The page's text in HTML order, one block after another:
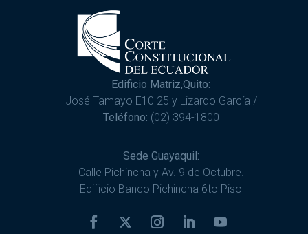
Edificio Matriz,Quito:
José Tamayo E10 25 y Lizardo García /
Teléfono: (02) 394-1800
Sede Guayaquil:
Calle Pichincha y Av. 9 de Octubre.
Edificio Banco Pichincha 6to Piso